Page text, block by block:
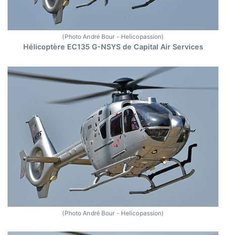
(Photo André Bour - Helicopassion)
Hélicoptère EC135 G-NSYS de Capital Air Services
(Photo André Bour - Helicopassion)